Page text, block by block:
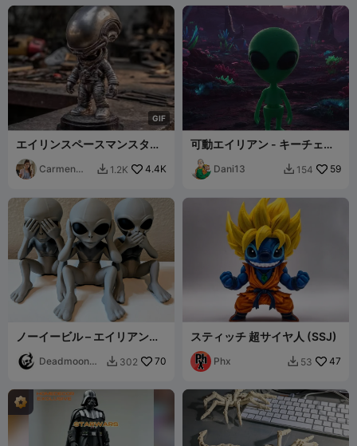
GIF
エイリンスペースマンスタイ
ル
Carmen
 1.2K 4.4K
可動エイリアン - キーチェー
ン
Dani13  154 59
ノーイービル – エイリアンコ
Deadmoon
 302 70
スティッチ 超サイヤ人 (SSJ)
Phx  53 47